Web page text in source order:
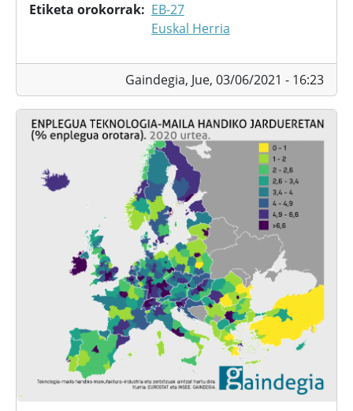
Etiketa orokorrak
EB-27
Euskal Herria
Gaindegia, Jue, 03/06/2021 - 16:23